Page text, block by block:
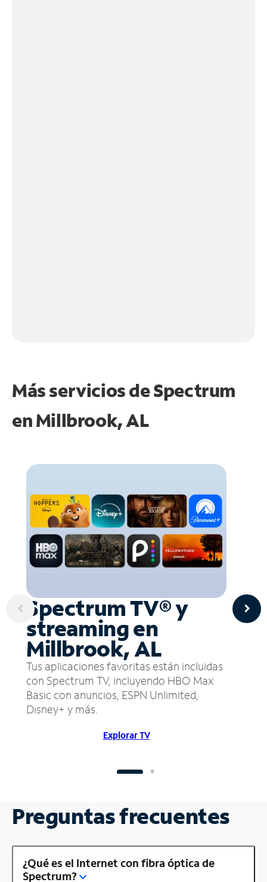
Más servicios de Spectrum
enMillbrook, AL
Spectrum TV® y
streaming en
Millbrook, AL
Tus aplicaciones favoritas están incluidas
con Spectrum TV, incluyendo HBO Max
Basic con anuncios, ESPN Unlimited,
Disney+ y más.
Explorar TV
Preguntas frecuentes
¿Qué es el Internet con fibra óptica de
Spectrum?